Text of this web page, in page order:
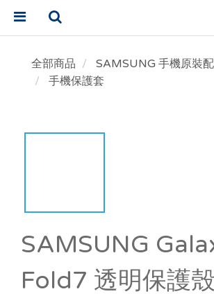
全部商品
SAMSUNG 手機原裝
手機保護套
SAMSUNG
Fold7 透明保護殼